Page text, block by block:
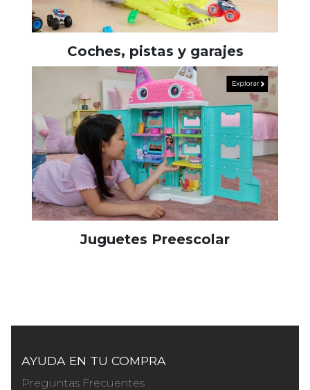
Coches, pistas y garajes
Juguetes Preescolar
AYUDA EN TU COMPRA
Preguntas Frecuentes